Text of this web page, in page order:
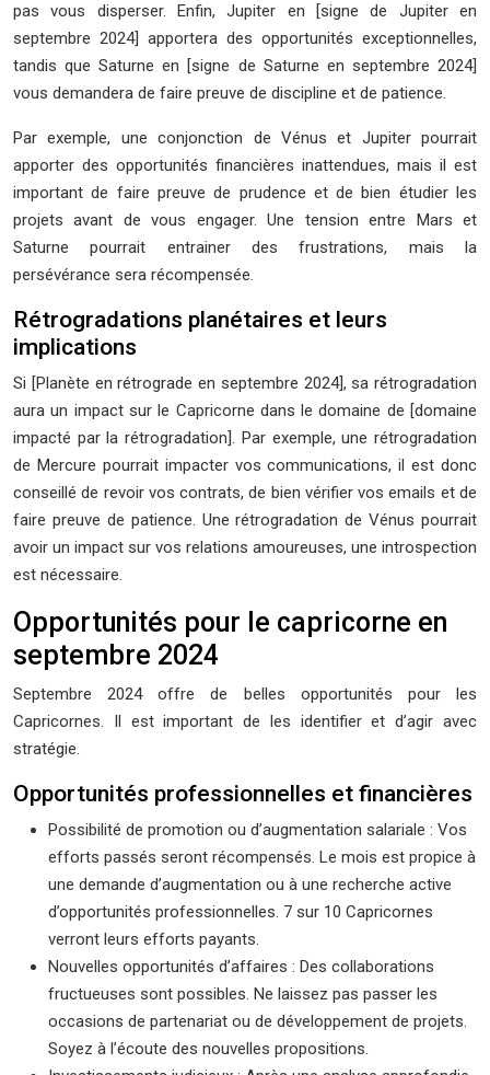
pas vous disperser. Enfin, Jupiter en [signe de Jupiter en
septembre 2024] apportera des opportunités exceptionnelles,
tandis que Saturne en [signe de Saturne en septembre 2024]
vous demandera de faire preuve de discipline et de patience.
Par exemple, une conjonction de Vénus et Jupiter pourrait
apporter des opportunités financières inattendues, mais il est
important de faire preuve de prudence et de bien étudier les
projets avant de vous engager. Une tension entre Mars et
Saturne pourrait entrainer des frustrations, mais la
persévérance sera récompensée.
Rétrogradations planétaires et leurs
implications
Si [Planète en rétrograde en septembre 2024], sa rétrogradation
aura un impact sur le Capricorne dans le domaine de [domaine
impacté par la rétrogradation]. Par exemple, une rétrogradation
de Mercure pourrait impacter vos communications, il est donc
conseillé de revoir vos contrats, de bien vérifier vos emails et de
faire preuve de patience. Une rétrogradation de Vénus pourrait
avoir un impact sur vos relations amoureuses, une introspection
est nécessaire.
Opportunités pour le capricorne en
septembre 2024
Septembre 2024 offre de belles opportunités pour les
Capricornes. Il est important de les identifier et d’agir avec
stratégie.
Opportunités professionnelles et financières
Possibilité de promotion ou d’augmentation salariale : Vos
efforts passés seront récompensés. Le mois est propice à
une demande d’augmentation ou à une recherche active
d’opportunités professionnelles. 7 sur 10 Capricornes
verront leurs efforts payants.
Nouvelles opportunités d’affaires : Des collaborations
fructueuses sont possibles. Ne laissez pas passer les
occasions de partenariat ou de développement de projets.
Soyez à l’écoute des nouvelles propositions.